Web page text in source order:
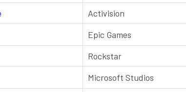
Activision
Epic Games
Rockstar
Microsoft Studios